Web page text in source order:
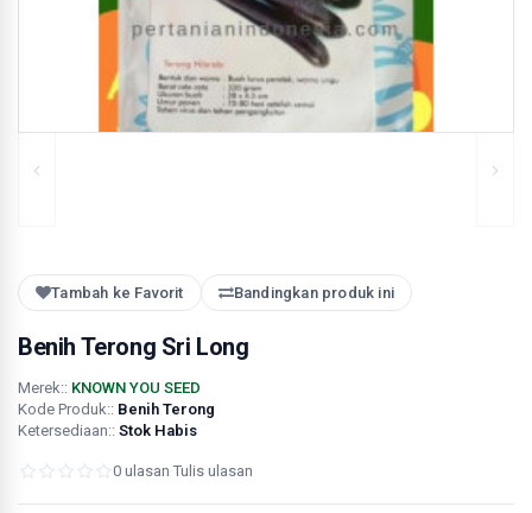
Tambah ke Favorit Bandingkan produk ini
Benih Terong Sri Long
Merek:: KNOWN YOU SEED
Kode Produk:: Benih Terong
Ketersediaan:: Stok Habis
0 ulasan Tulis ulasan